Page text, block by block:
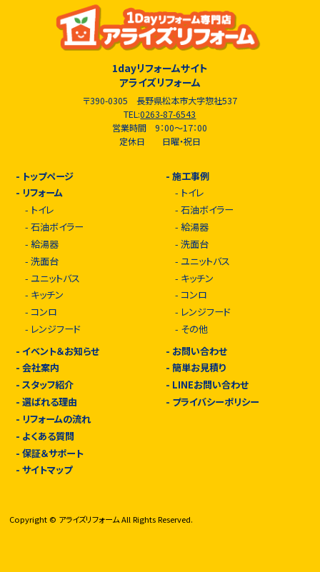
1dayリフォームサイト
アライズリフォーム
〒390-0305 長野県松本市大字惣社537
TEL:0263-87-6543
営業時間 9：00～17：00
定休日 日曜・祝日
- トップページ
- リフォーム
- トイレ
- 石油ボイラー
- 給湯器
- 洗面台
- ユニットバス
- キッチン
- コンロ
- レンジフード
-施工事例
- トイレ
-石油ボイラー
-給湯器
-洗面台
- ユニットバス
- キッチン
- コンロ
- レンジフード
- その他
- イベント＆お知らせ
- 会社案内
- スタッフ紹介
- 選ばれる理由
- リフォームの流れ
- よくある質問
- 保証＆サポート
- サイトマップ
- お問い合わせ
-簡単お見積り
- LINEお問い合わせ
- プライバシーポリシー
Copyright © アライズリフォーム All Rights Reserved.